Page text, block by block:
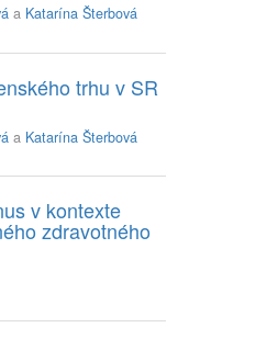
a Katarína Šterbová
trhu v SR
a Katarína Šterbová
v kontexte
zdravotného